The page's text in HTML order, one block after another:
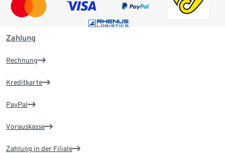
Zahlung
Rechnung
Kreditkarte
PayPal
Vorauskasse
Zahlung in der Filiale